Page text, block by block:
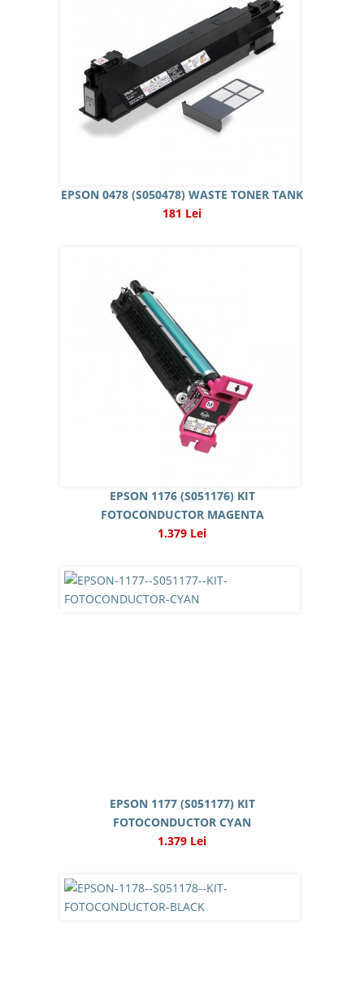
EPSON 0478 (S050478) WASTE TONER TANK
181 Lei
EPSON 1176 (S051176) KIT
FOTOCONDUCTOR MAGENTA
1.379 Lei
EPSON 1177 (S051177) KIT
FOTOCONDUCTOR CYAN
1.379 Lei